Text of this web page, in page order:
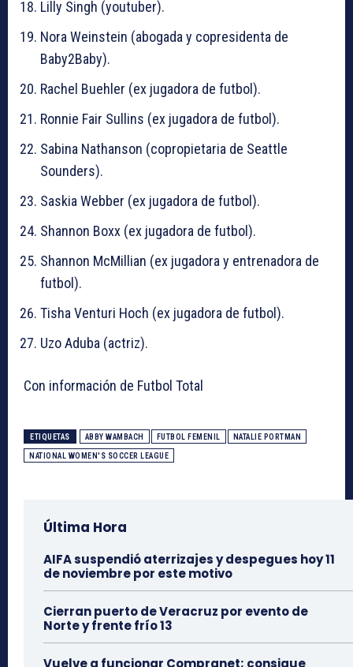
Lilly Singh (youtuber).
Nora Weinstein (abogada y copresidenta de
Baby2Baby).
Rachel Buehler (ex jugadora de futbol).
Ronnie Fair Sullins (ex jugadora de futbol).
Sabina Nathanson (copropietaria de Seattle
Sounders).
Saskia Webber (ex jugadora de futbol).
Shannon Boxx (ex jugadora de futbol).
Shannon McMillian (ex jugadora y entrenadora de
futbol).
Tisha Venturi Hoch (ex jugadora de futbol).
Uzo Aduba (actriz).
Con información de Futbol Total
ETIQUETAS ABBY WAMBACH FUTBOL FEMENIL NATALIE PORTMAN
NATIONAL WOMEN'S SOCCER LEAGUE
Última Hora
AIFA suspendió aterrizajes y despegues hoy 11
de noviembre por este motivo
Cierran puerto de Veracruz por evento de
Norte y frente frío 13
Vuelve a funcionar Compranet; consigue